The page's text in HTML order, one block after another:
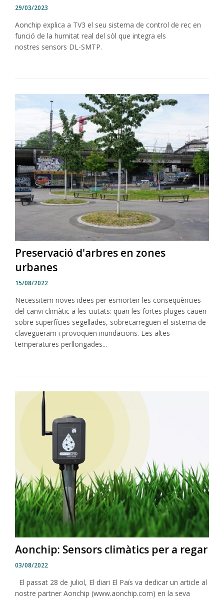
29/03/2023
Aonchip explica a TV3 el seu sistema de control de rec en
funció de la humitat real del sòl que integra els
nostres sensors DL-SMTP.
Preservació d'arbres en zones
urbanes
15/08/2022
Necessitem noves idees per esmorteir les conseqüències
del canvi climàtic a les ciutats: quan les fortes pluges cauen
sobre superfícies segellades, sobrecarreguen el sistema de
clavegueram i provoquen inundacions. Les altes
temperatures perllongades...
Aonchip: Sensors climàtics per a regar
03/08/2022
El passat 28 de juliol, El diari El País va dedicar un article al
nostre partner Aonchip (www.aonchip.com) en la seva